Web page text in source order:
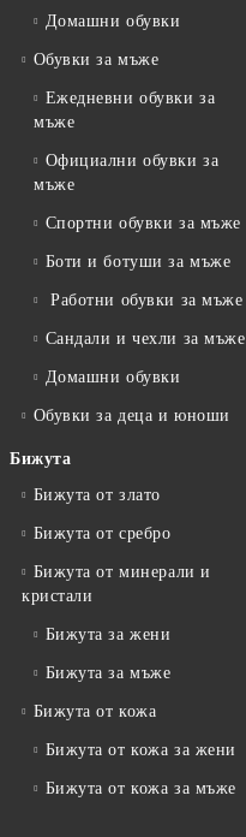
Домашни обувки
Обувки за мъже
Ежедневни обувки за
мъже
Официални обувки за
мъже
Спортни обувки за мъже
Боти и ботуши за мъже
Работни обувки за мъже
Сандали и чехли за мъже
Домашни обувки
Обувки за деца и юноши
Бижута
Бижута от злато
Бижута от сребро
Бижута от минерали и
кристали
Бижута за жени
Бижута за мъже
Бижута от кожа
Бижута от кожа за жени
Бижута от кожа за мъже